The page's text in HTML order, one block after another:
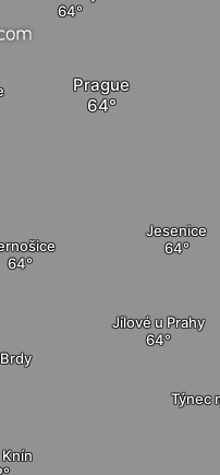
Týnec
Jesenice
Jílové u Prahy
Prague